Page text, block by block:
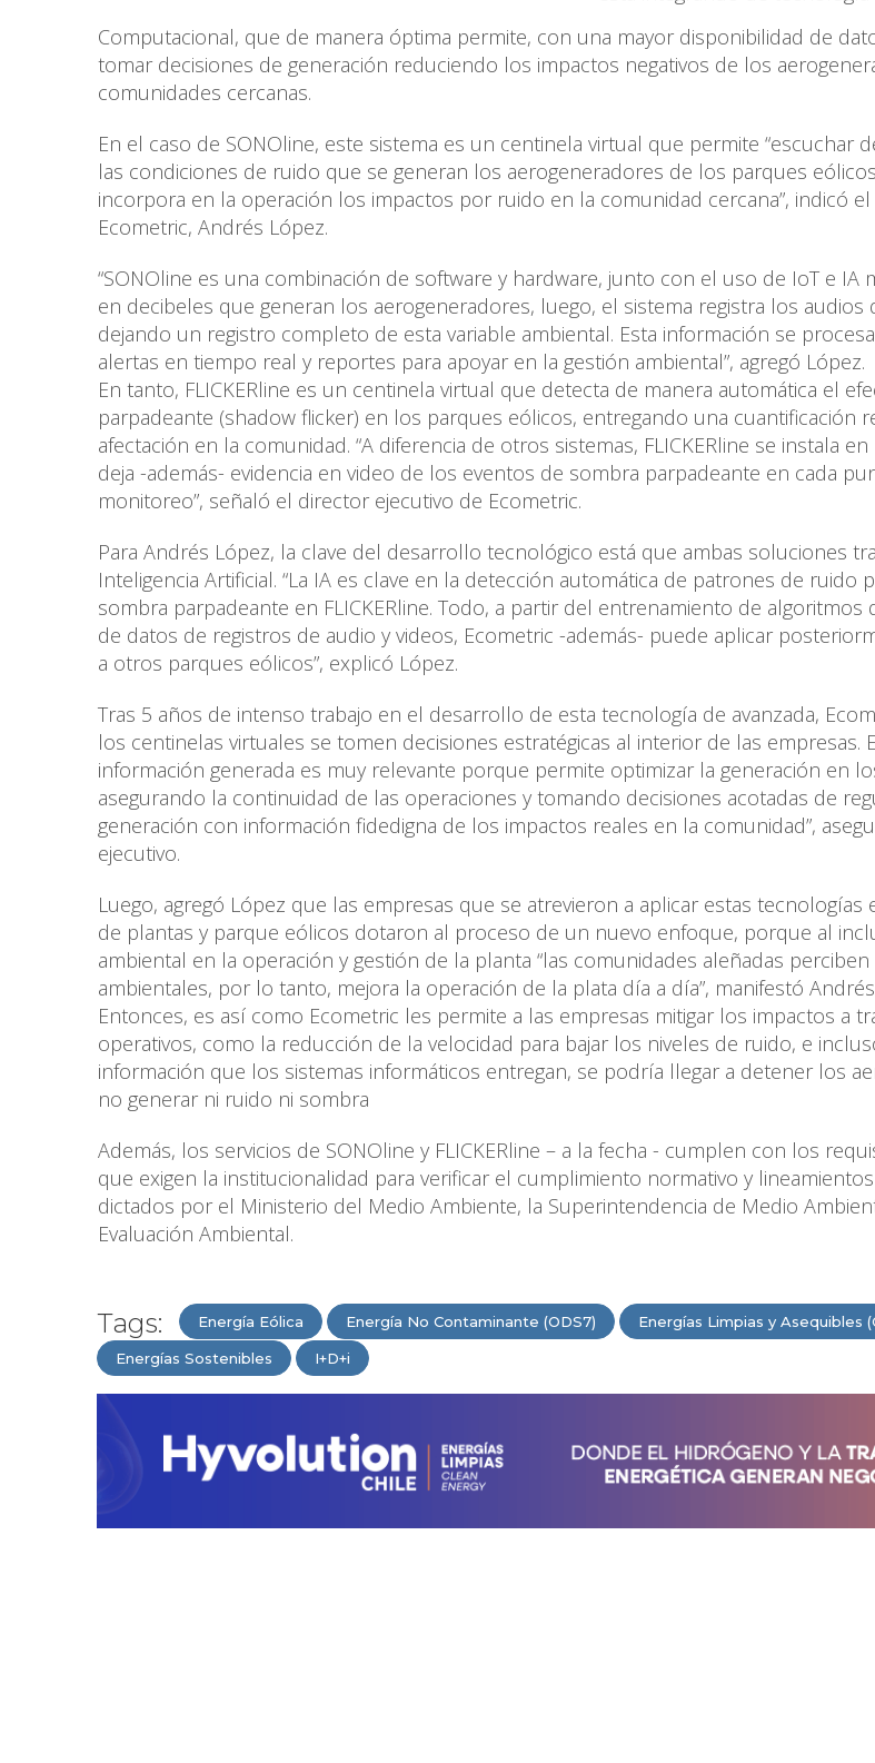
Computacional, que de manera óptima permite, con una mayor disponibilidad de
tomar decisiones de generación reduciendo los impactos negativos de los
comunidades cercanas.
En el caso de SONOline, este sistema es un centinela virtual que permite “escuchar
las condiciones de ruido que se generan los aerogeneradores de los parques
incorpora en la operación los impactos por ruido en la comunidad cercana”, indicó
Ecometric, Andrés López.
“SONOline es una combinación de software y hardware, junto con el uso de IoT e IA
en decibeles que generan los aerogeneradores, luego, el sistema registra los audios
dejando un registro completo de esta variable ambiental. Esta información se
alertas en tiempo real y reportes para apoyar en la gestión ambiental”, agregó López.
En tanto, FLICKERline es un centinela virtual que detecta de manera automática el
parpadeante (shadow flicker) en los parques eólicos, entregando una cuantificación
afectación en la comunidad. “A diferencia de otros sistemas, FLICKERline se instala
deja -además- evidencia en video de los eventos de sombra parpadeante en cada
monitoreo”, señaló el director ejecutivo de Ecometric.
Para Andrés López, la clave del desarrollo tecnológico está que ambas soluciones
Inteligencia Artificial. “La IA es clave en la detección automática de patrones de ruido
sombra parpadeante en FLICKERline. Todo, a partir del entrenamiento de algoritmos
de datos de registros de audio y videos, Ecometric -además- puede aplicar
a otros parques eólicos”, explicó López.
Tras 5 años de intenso trabajo en el desarrollo de esta tecnología de avanzada,
los centinelas virtuales se tomen decisiones estratégicas al interior de las empresas.
información generada es muy relevante porque permite optimizar la generación en
asegurando la continuidad de las operaciones y tomando decisiones acotadas de
generación con información fidedigna de los impactos reales en la comunidad”,
ejecutivo.
Luego, agregó López que las empresas que se atrevieron a aplicar estas tecnologías
de plantas y parque eólicos dotaron al proceso de un nuevo enfoque, porque al
ambiental en la operación y gestión de la planta “las comunidades aleñadas
ambientales, por lo tanto, mejora la operación de la plata día a día”, manifestó
Entonces, es así como Ecometric les permite a las empresas mitigar los impactos a
operativos, como la reducción de la velocidad para bajar los niveles de ruido, e
información que los sistemas informáticos entregan, se podría llegar a detener los
no generar ni ruido ni sombra
Además, los servicios de SONOline y FLICKERline – a la fecha - cumplen con los
que exigen la institucionalidad para verificar el cumplimiento normativo y
dictados por el Ministerio del Medio Ambiente, la Superintendencia de Medio
Evaluación Ambiental.
Tags: Energía Eólica Energía No Contaminante (ODS7) Energías Limpias y Asequibles
Energías Sostenibles I+D+i